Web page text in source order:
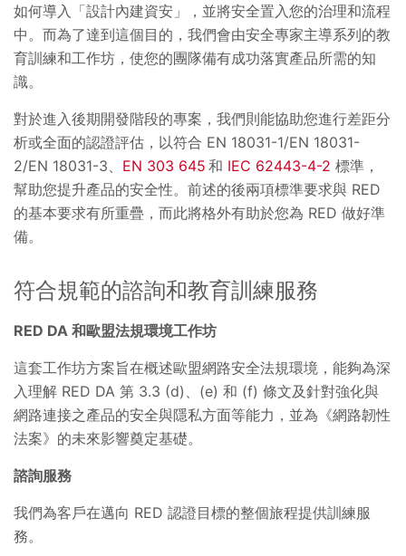
如何導入「設計內建資安」，並將安全置入您的治理和流程
中。而為了達到這個目的，我們會由安全專家主導系列的教
育訓練和工作坊，使您的團隊備有成功落實產品所需的知
識。
對於進入後期開發階段的專案，我們則能協助您進行差距分
析或全面的認證評估，以符合 EN 18031-1/EN 18031-
2/EN 18031-3、 EN 303 645 和 IEC 62443-4-2 標準，
幫助您提升產品的安全性。前述的後兩項標準要求與 RED
的基本要求有所重疊，而此將格外有助於您為 RED 做好準
備。
符合規範的諮詢和教育訓練服務
RED DA 和歐盟法規環境工作坊
這套工作坊方案旨在概述歐盟網路安全法規環境，能夠為深
入理解 RED DA 第 3.3 (d)、(e) 和 (f) 條文及針對強化與
網路連接之產品的安全與隱私方面等能力，並為《網路韌性
法案》的未來影響奠定基礎。
諮詢服務
我們為客戶在邁向 RED 認證目標的整個旅程提供訓練服
務。